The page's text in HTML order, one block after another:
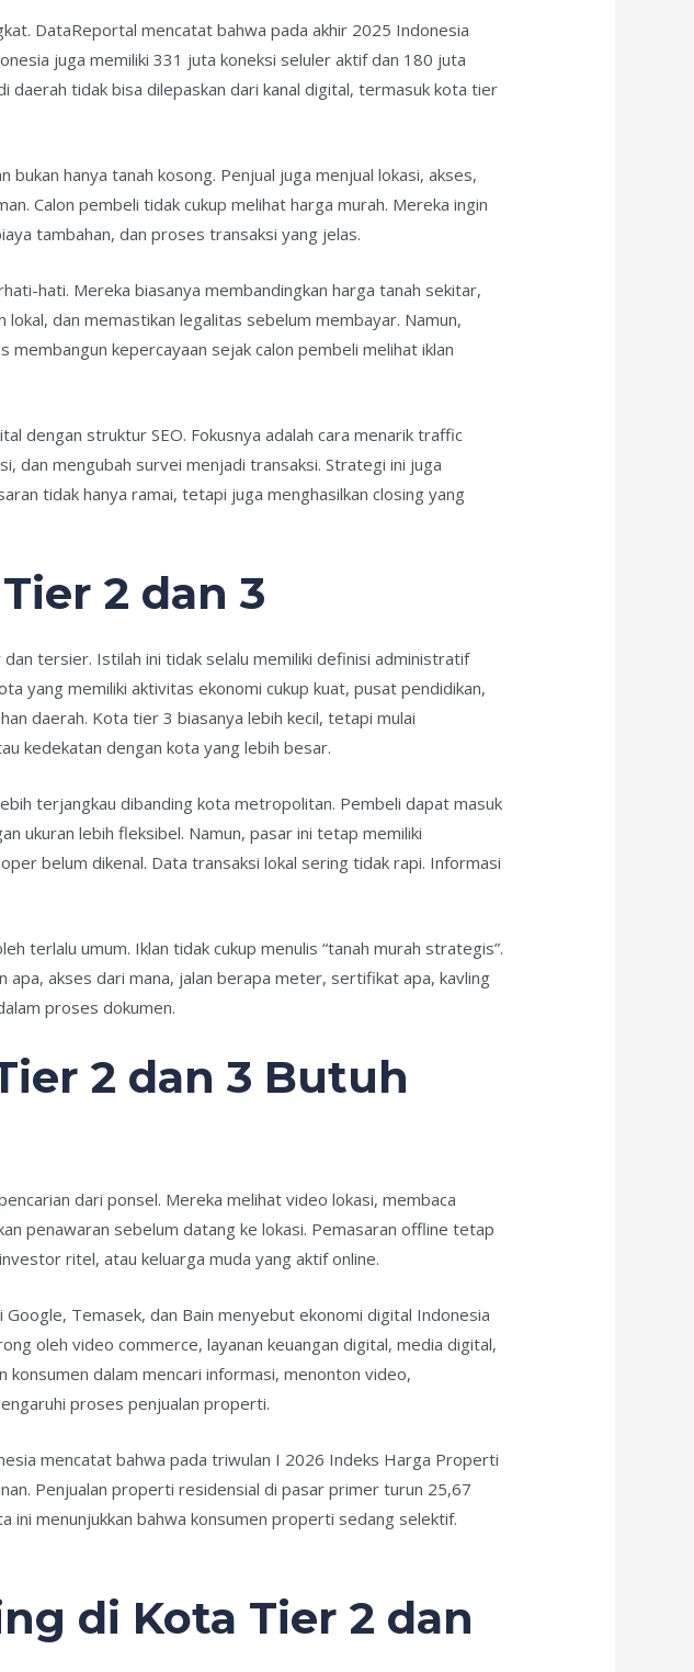
DataReportal mencatat bahwa pada akhir 2025 Indonesia
juga memiliki 331 juta koneksi seluler aktif dan 180 juta
daerah tidak bisa dilepaskan dari kanal digital, termasuk kota tier
hanya tanah kosong. Penjual juga menjual lokasi, akses,
Calon pembeli tidak cukup melihat harga murah. Mereka ingin
tambahan, dan proses transaksi yang jelas.
hati. Mereka biasanya membandingkan harga tanah sekitar,
dan memastikan legalitas sebelum membayar. Namun,
kepercayaan sejak calon pembeli melihat iklan
dengan struktur SEO. Fokusnya adalah cara menarik traffic
dan mengubah survei menjadi transaksi. Strategi ini juga
tidak hanya ramai, tetapi juga menghasilkan closing yang
2 dan 3
tersier. Istilah ini tidak selalu memiliki definisi administratif
yang memiliki aktivitas ekonomi cukup kuat, pusat pendidikan,
daerah. Kota tier 3 biasanya lebih kecil, tetapi mulai
kedekatan dengan kota yang lebih besar.
terjangkau dibanding kota metropolitan. Pembeli dapat masuk
ukuran lebih fleksibel. Namun, pasar ini tetap memiliki
belum dikenal. Data transaksi lokal sering tidak rapi. Informasi
terlalu umum. Iklan tidak cukup menulis “tanah murah strategis”.
akses dari mana, jalan berapa meter, sertifikat apa, kavling
proses dokumen.
2 dan 3 Butuh
dari ponsel. Mereka melihat video lokasi, membaca
penawaran sebelum datang ke lokasi. Pemasaran offline tetap
ritel, atau keluarga muda yang aktif online.
Temasek, dan Bain menyebut ekonomi digital Indonesia
oleh video commerce, layanan keuangan digital, media digital,
konsumen dalam mencari informasi, menonton video,
proses penjualan properti.
mencatat bahwa pada triwulan I 2026 Indeks Harga Properti
Penjualan properti residensial di pasar primer turun 25,67
menunjukkan bahwa konsumen properti sedang selektif.
di Kota Tier 2 dan